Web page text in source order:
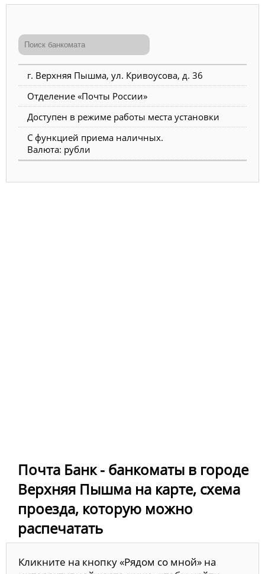
г. Верхняя Пышма, ул. Кривоусова, д. 36
Отделение «Почты России»
Доступен в режиме работы места установки
С функцией приема наличных.
Валюта: рубли
Почта Банк - банкоматы в городе
Верхняя Пышма на карте, схема
проезда, которую можно
распечатать
Кликните на кнопку «Рядом со мной» на